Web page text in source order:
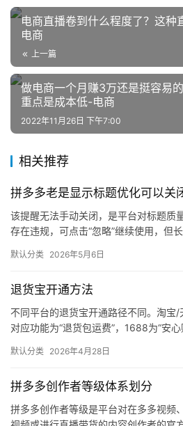
店
运
营
跨
境
电
媒
体
社
登录
电商直播卷到什么程度了？这种
电商
上一篇
做电商一个月赚3万还是挺容易
重点是成本低-电商
2022年11月26日 下午7:00
相关推荐
拼多多老是显示标题优化可以关
该提醒无法手动关闭，是平台对标题质
存在违规，可点击“忽略”继续使用，但
默认分类 2026年5月6日
退货宝开通方法
不同平台的退货宝开通路径不同。淘宝
对应功能为“退货包运费”，1688为“安
默认分类 2026年4月28日
拼多多创作者等级体系划分
拼多多创作者等级是平台对在多多视频